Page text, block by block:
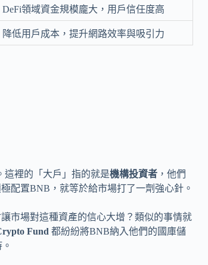
DeFi領域資金規模龐大，用戶信任度高
降低用戶成本，提升網路效率與吸引力
這裡的「大戶」指的就是機構投資者 ，他們
配置BNB，就等於給市場打了一劑強心針。
市場對這種資產的信心大增？類似的事情就
Fund 都紛紛將BNB納入他們的國庫儲